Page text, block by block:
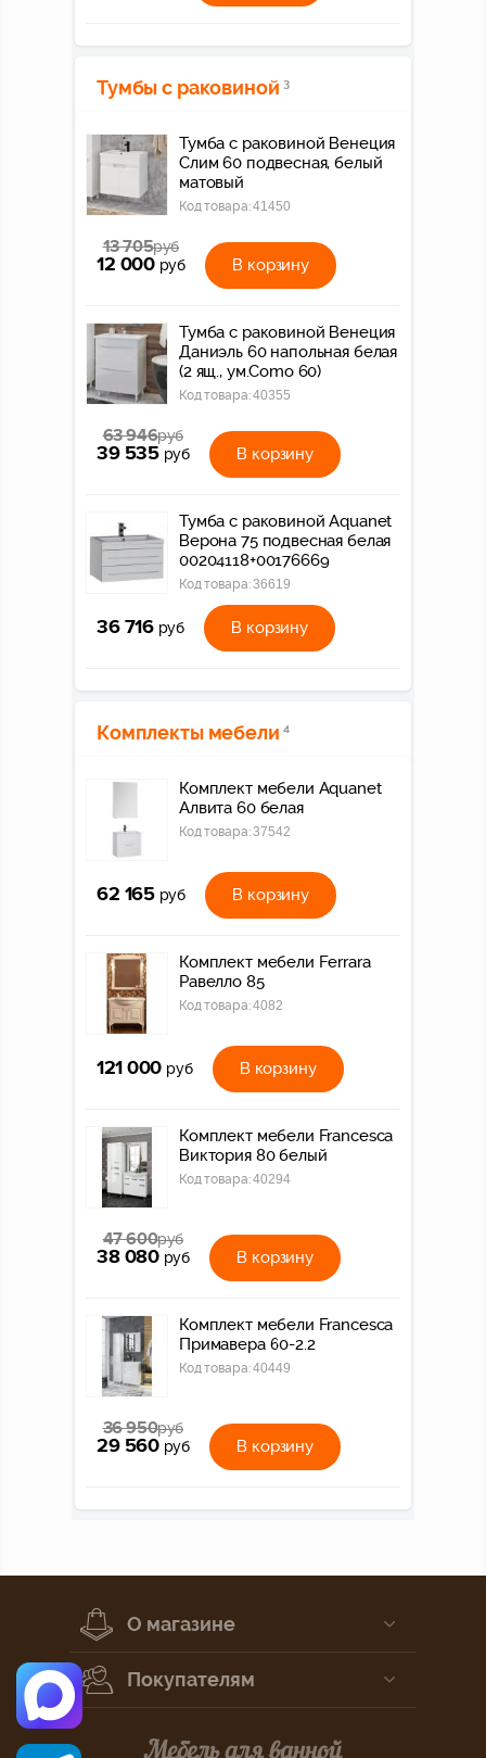
Тумбы с раковиной 3
Тумба с раковиной Венеция
Слим 60 подвесная, белый
матовый
Код товара:41450
13 705руб
12 000 руб В корзину
Тумба с раковиной Венеция
Даниэль 60 напольная белая
(2 ящ., ум.Como 60)
Код товара:40355
63 946руб
39 535 руб В корзину
Тумба с раковиной Aquanet
Верона 75 подвесная белая
00204118+00176669
Код товара:36619
36 716 руб В корзину
Комплекты мебели 4
Комплект мебели Aquanet
Алвита 60 белая
Код товара:37542
62 165 руб В корзину
Комплект мебели Ferrara
Равелло 85
Код товара:4082
121 000 руб В корзину
Комплект мебели Francesca
Виктория 80 белый
Код товара:40294
47 600руб
38 080 руб В корзину
Комплект мебели Francesca
Примавера 60-2.2
Код товара:40449
36 950руб
29 560 руб В корзину
О магазине
Покупателям